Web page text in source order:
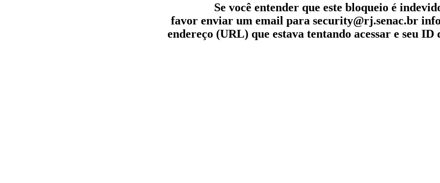
Se você entender que este bloqueio é
favor enviar um email para security@rj.senac.br
endereço (URL) que estava tentando acessar e seu ID